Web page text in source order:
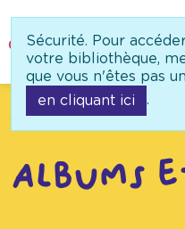
Sécurité. Pour
votre bibliothèque,
que vous n'êtes pas
en cliquant ici
.
Accueil Besoin d'idée
Albums